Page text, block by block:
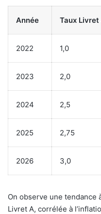
Année Taux Livret
2022 1,0
2023 2,0
2024 2,5
2025 2,75
2026 3,0
On observe une tendance
Livret A, corrélée à